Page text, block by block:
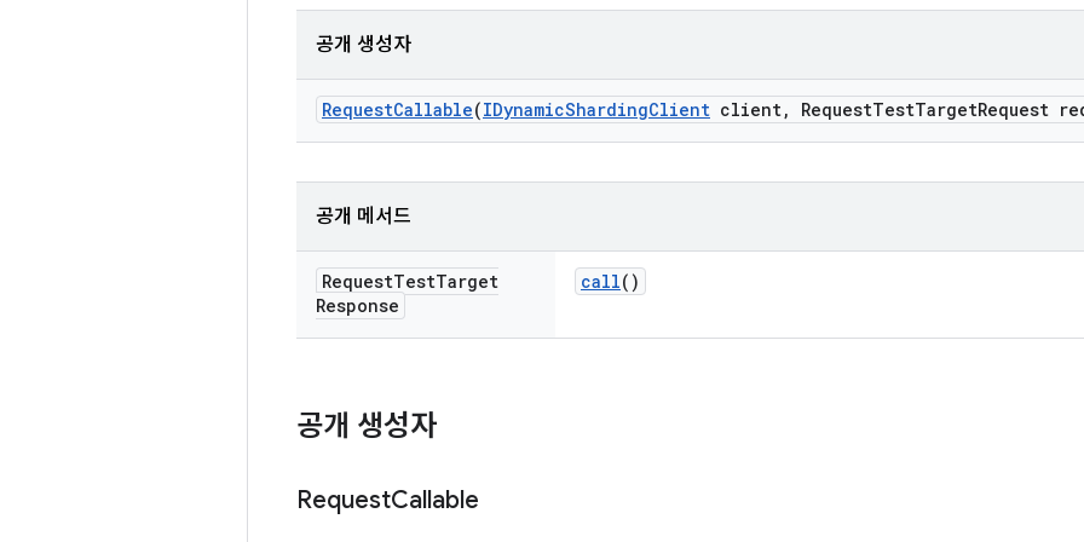
공개 생성자
RequestCallable(IDynamicShardingClient client, RequestTestTargetRequest
공개 메서드
RequestTestTarget
Response
call()
공개 생성자
RequestCallable